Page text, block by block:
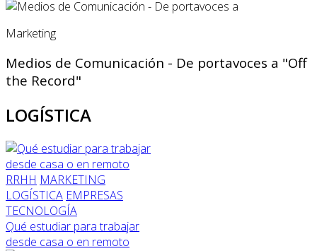
Marketing
Medios de Comunicación - De portavoces a "Off
the Record"
LOGÍSTICA
RRHH MARKETING
LOGÍSTICA EMPRESAS
TECNOLOGÍA
Qué estudiar para trabajar
desde casa o en remoto